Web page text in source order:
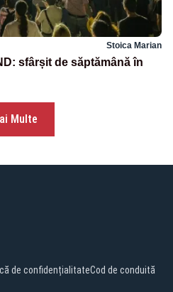
Stoica Marian
sfârșit de săptămână în
Multe
de confidențialitateCod de conduită